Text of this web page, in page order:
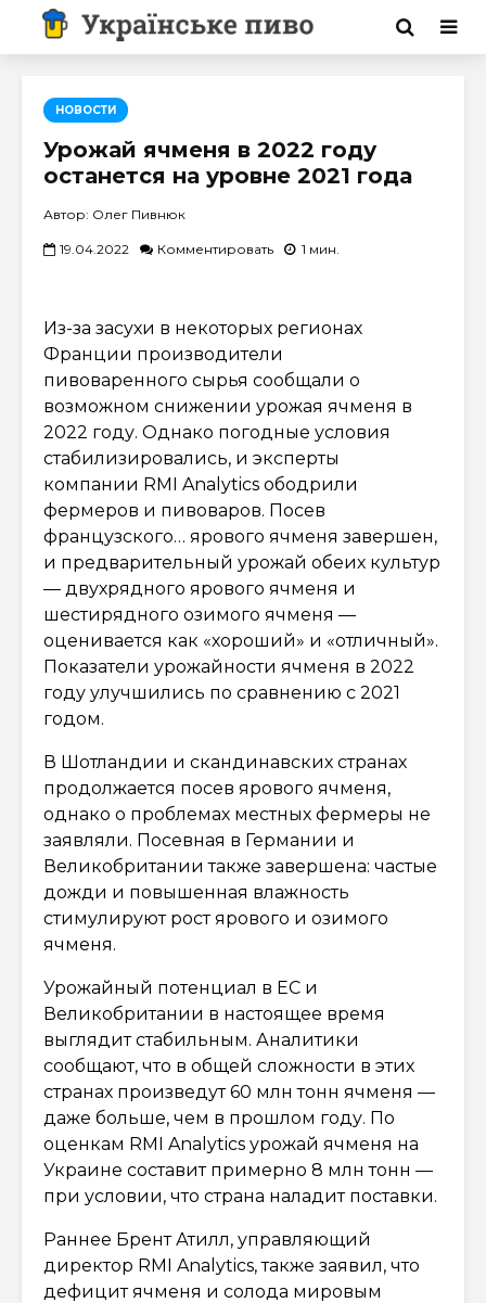
НОВОСТИ
Урожай ячменя в 2022 году
останется на уровне 2021 года
Автор: Олег Пивнюк
19.04.2022 Комментировать 1 мин.
Из-за засухи в некоторых регионах
Франции производители
пивоваренного сырья сообщали о
возможном снижении урожая ячменя в
2022 году. Однако погодные условия
стабилизировались, и эксперты
компании RMI Analytics ободрили
фермеров и пивоваров. Посев
французского… ярового ячменя завершен,
и предварительный урожай обеих культур
— двухрядного ярового ячменя и
шестирядного озимого ячменя —
оценивается как «хороший» и «отличный».
Показатели урожайности ячменя в 2022
году улучшились по сравнению с 2021
годом.
В Шотландии и скандинавских странах
продолжается посев ярового ячменя,
однако о проблемах местных фермеры не
заявляли. Посевная в Германии и
Великобритании также завершена: частые
дожди и повышенная влажность
стимулируют рост ярового и озимого
ячменя.
Урожайный потенциал в ЕС и
Великобритании в настоящее время
выглядит стабильным. Аналитики
сообщают, что в общей сложности в этих
странах произведут 60 млн тонн ячменя —
даже больше, чем в прошлом году. По
оценкам RMI Analytics урожай ячменя на
Украине составит примерно 8 млн тонн —
при условии, что страна наладит поставки.
Раннее Брент Атилл, управляющий
директор RMI Analytics, также заявил, что
дефицит ячменя и солода мировым